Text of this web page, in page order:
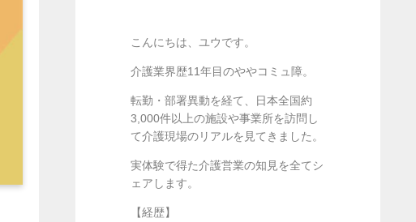
こんにちは、ユウです。
介護業界歴11年目のややコミュ障。
転勤・部署異動を経て、日本全国約
3,000件以上の施設や事業所を訪問し
て介護現場のリアルを見てきました。
実体験で得た介護営業の知見を全てシ
ェアします。
【経歴】